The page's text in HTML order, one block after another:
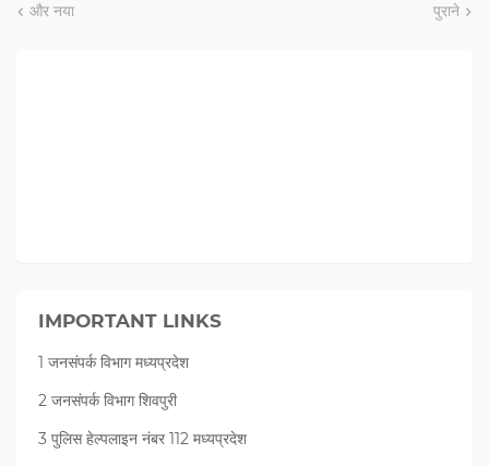
और नया पुराने
IMPORTANT LINKS
1 जनसंपर्क विभाग मध्यप्रदेश
2 जनसंपर्क विभाग शिवपुरी
3 पुलिस हेल्पलाइन नंबर 112 मध्‍यप्रदेश